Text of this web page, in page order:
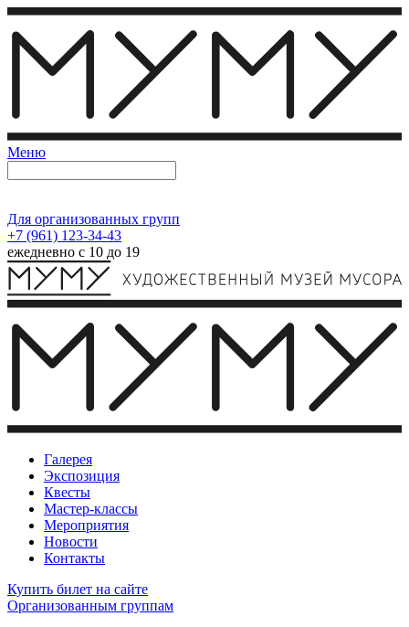
Меню
Для организованных групп
+7 (961) 123-34-43
ежедневно с 10 до 19
Галерея
Экспозиция
Квесты
Мастер-классы
Мероприятия
Новости
Контакты
Купить билет на сайте
Организованным группам